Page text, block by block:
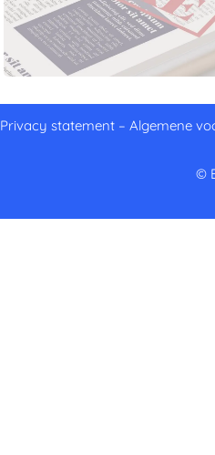
Privacy statement – Algemene
©